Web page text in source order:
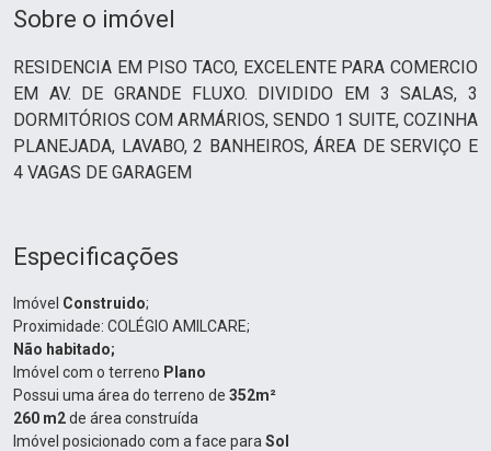
Sobre o imóvel
RESIDENCIA EM PISO TACO, EXCELENTE PARA COMERCIO
EM AV. DE GRANDE FLUXO. DIVIDIDO EM 3 SALAS, 3
DORMITÓRIOS COM ARMÁRIOS, SENDO 1 SUITE, COZINHA
PLANEJADA, LAVABO, 2 BANHEIROS, ÁREA DE SERVIÇO E
4 VAGAS DE GARAGEM
Especificações
Imóvel Construido;
Proximidade: COLÉGIO AMILCARE;
Não habitado;
Imóvel com o terreno Plano
Possui uma área do terreno de 352m²
260 m2de área construída
Imóvel posicionado com a face para Sol